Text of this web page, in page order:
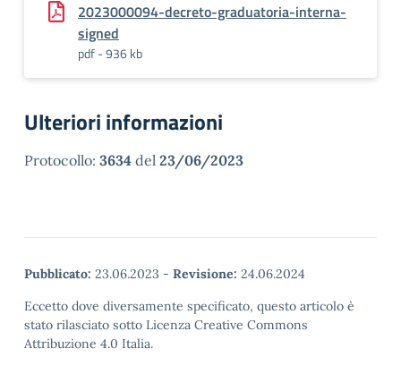
2023000094-decreto-graduatoria-interna-
signed
pdf - 936 kb
Ulteriori informazioni
Protocollo: 3634 del 23/06/2023
Pubblicato: 23.06.2023 - Revisione: 24.06.2024
Eccetto dove diversamente specificato, questo articolo è
stato rilasciato sotto Licenza Creative Commons
Attribuzione 4.0 Italia.